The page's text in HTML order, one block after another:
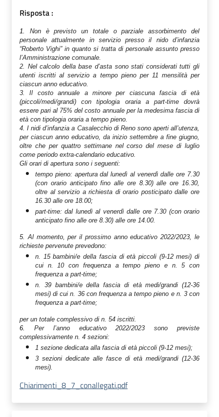
Risposta :
1. Non è previsto un totale o parziale assorbimento del
personale attualmente in servizio presso il nido d’infanzia
“Roberto Vighi” in quanto si tratta di personale assunto presso
l’Amministrazione comunale.
2. Nel calcolo della base d’asta sono stati considerati tutti gli
utenti iscritti al servizio a tempo pieno per 11 mensilità per
ciascun anno educativo.
3. Il costo annuale a minore per ciascuna fascia di età
(piccoli/medi/grandi) con tipologia oraria a part-time dovrà
essere pari al 75% del costo annuale per la medesima fascia di
età con tipologia oraria a tempo pieno.
4. I nidi d’infanzia a Casalecchio di Reno sono aperti all’utenza,
per ciascun anno educativo, da inizio settembre a fine giugno,
oltre che per quattro settimane nel corso del mese di luglio
come periodo extra-calendario educativo.
Gli orari di apertura sono i seguenti:
tempo pieno: apertura dal lunedì al venerdì dalle ore 7.30
(con orario anticipato fino alle ore 8.30) alle ore 16.30,
oltre al servizio a richiesta di orario posticipato dalle ore
16.30 alle ore 18.00;
part-time: dal lunedì al venerdì dalle ore 7.30 (con orario
anticipato fino alle ore 8.30) alle ore 14.00.
5.Al momento, per il prossimo anno educativo 2022/2023, le
richieste pervenute prevedono:
n. 15 bambini/e della fascia di età piccoli (9-12 mesi) di
cui n. 10 con frequenza a tempo pieno e n. 5 con
frequenza a part-time;
n. 39 bambini/e della fascia di età medi/grandi (12-36
mesi) di cui n. 36 con frequenza a tempo pieno e n. 3 con
frequenza a part-time;
per un totale complessivo di n. 54 iscritti.
6. Per l’anno educativo 2022/2023 sono previste
complessivamente n. 4 sezioni:
1 sezione dedicata alla fascia di età piccoli (9-12 mesi);
3 sezioni dedicate alle fasce di età medi/grandi (12-36
mesi).
Chiarimenti_8_7_conallegati.pdf